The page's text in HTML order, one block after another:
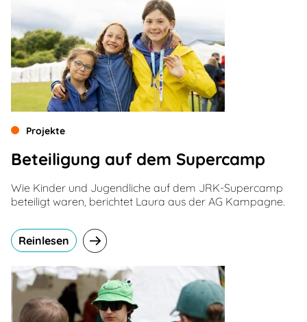
Projekte
Beteiligung auf dem Supercamp
Wie Kinder und Jugendliche auf dem JRK-Supercamp
beteiligt waren, berichtet Laura aus der AG Kampagne.
Reinlesen